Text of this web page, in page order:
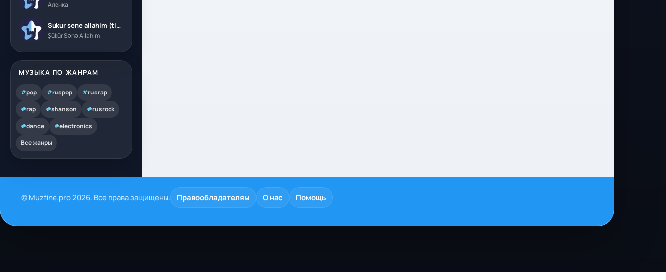
Аленка
Sukur sene allahim (tik tok)
Şükür Sənə Allahım
МУЗЫКА ПО ЖАНРАМ
#pop #ruspop #rusrap
#rap #shanson #rusrock
#dance #electronics
Все жанры
© Muzfine.pro 2026. Все права защищены. Правообладателям О нас Помощь